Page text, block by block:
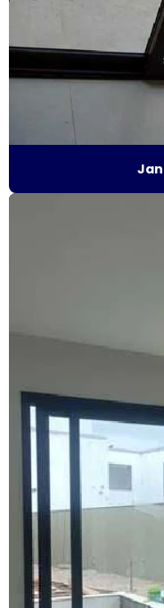
Fábrica de
Fábrica de esquadrias
Fábrica de janela
Fábrica de janela anti
Fábrica de janela
Fábrica de janela
Fábrica janela
Fábrica de janela
Fábrica de janela
Fábrica de porta
Fábrica de tela